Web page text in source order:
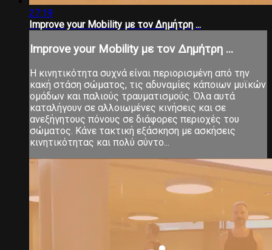
27:19
Improve your Mobility με τον Δημήτρη ...
Improve your Mobility με τον Δημήτρη ...
Η κινητικότητα συχνά είναι περιορισμένη από την
κακή στάση σώματος, τις αδυναμίες κάποιων μυϊκών
ομάδων και παλιούς τραυματισμούς. Όλα αυτά
καταλήγουν σε αλλοιωμένες κινήσεις και σε
ανεξήγητους πόνους σε διάφορες περιοχές του
σώματος. Κάνε τακτική εξάσκηση με ασκήσεις
κινητικότητας και πολύ σύντο...